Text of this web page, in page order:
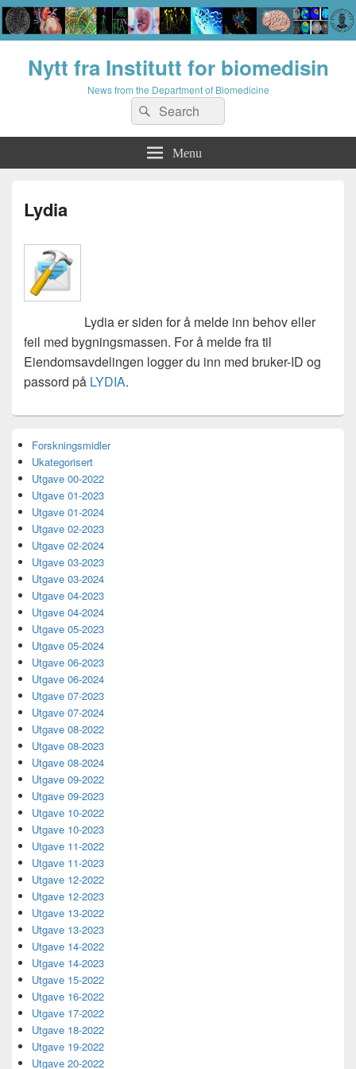
Nytt fra Institutt for biomedisin
News from the Department of Biomedicine
Search
for:
Search
Menu
Lydia
Lydia er siden for å melde inn behov eller
feil med bygningsmassen. For å melde fra til
Eiendomsavdelingen logger du inn med bruker-ID og
passord på LYDIA.
Sidebar
Widget
Area
Forskningsmidler
Ukategorisert
Utgave 00-2022
Utgave 01-2023
Utgave 01-2024
Utgave 02-2023
Utgave 02-2024
Utgave 03-2023
Utgave 03-2024
Utgave 04-2023
Utgave 04-2024
Utgave 05-2023
Utgave 05-2024
Utgave 06-2023
Utgave 06-2024
Utgave 07-2023
Utgave 07-2024
Utgave 08-2022
Utgave 08-2023
Utgave 08-2024
Utgave 09-2022
Utgave 09-2023
Utgave 10-2022
Utgave 10-2023
Utgave 11-2022
Utgave 11-2023
Utgave 12-2022
Utgave 12-2023
Utgave 13-2022
Utgave 13-2023
Utgave 14-2022
Utgave 14-2023
Utgave 15-2022
Utgave 16-2022
Utgave 17-2022
Utgave 18-2022
Utgave 19-2022
Utgave 20-2022